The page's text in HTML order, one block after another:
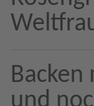
Backen